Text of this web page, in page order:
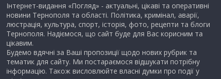
Інтернет-видання «Погляд» - актуальні, цікаві та оперативні
новини Тернополя та області. Політика, кримінал, аварії,
люстрація, культура, спорт, історія, фото, рецепти та блоги
Тернополя. Надіємося, що сайт буде для Вас корисним та
цікавим.
Будемо вдячні за Ваші пропозиції щодо нових рубрик та
тематик для сайту. Ми постараємося відшукати потрібну
інформацію. Також висловлюйте власні думки про події у